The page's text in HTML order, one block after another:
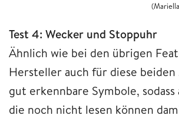
Test 4: Wecker und Stoppuhr
Ähnlich wie bei den übrigen
Hersteller auch für diese
gut erkennbare Symbole, sodass
die noch nicht lesen können